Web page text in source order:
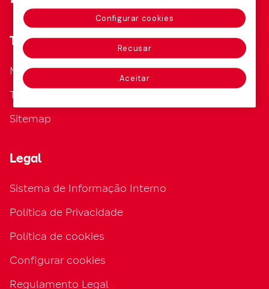
Te puede interesar
Mapfre AM
Trabalha conosco
Sitemap
Legal
Sistema de Informação Interno
Política de Privacidade
Política de cookies
Configurar cookies
Regulamento Legal
Configurar cookies
Recusar
Aceitar